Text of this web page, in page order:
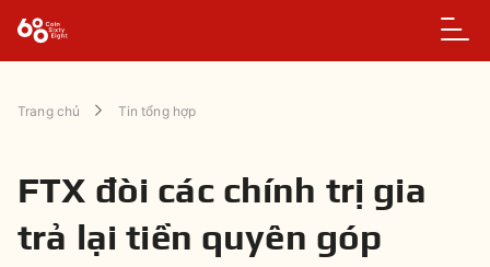
Trang chủ Tin tổng hợp
FTX đòi các chính trị gia
trả lại tiền quyên góp